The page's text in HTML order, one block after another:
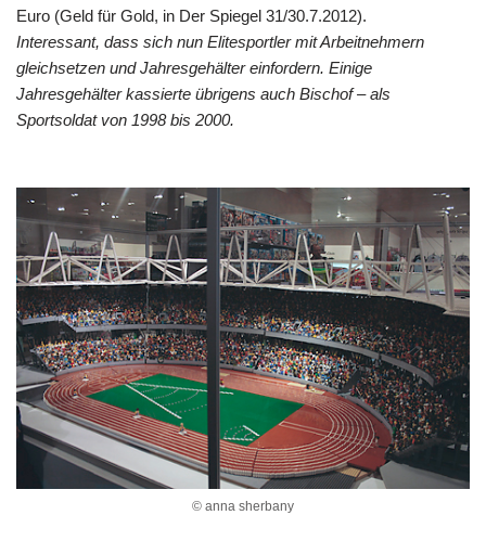
Euro (Geld für Gold, in Der Spiegel 31/30.7.2012).
Interessant, dass sich nun Elitesportler mit Arbeitnehmern
gleichsetzen und Jahresgehälter einfordern. Einige
Jahresgehälter kassierte übrigens auch Bischof – als
Sportsoldat von 1998 bis 2000.
© anna sherbany